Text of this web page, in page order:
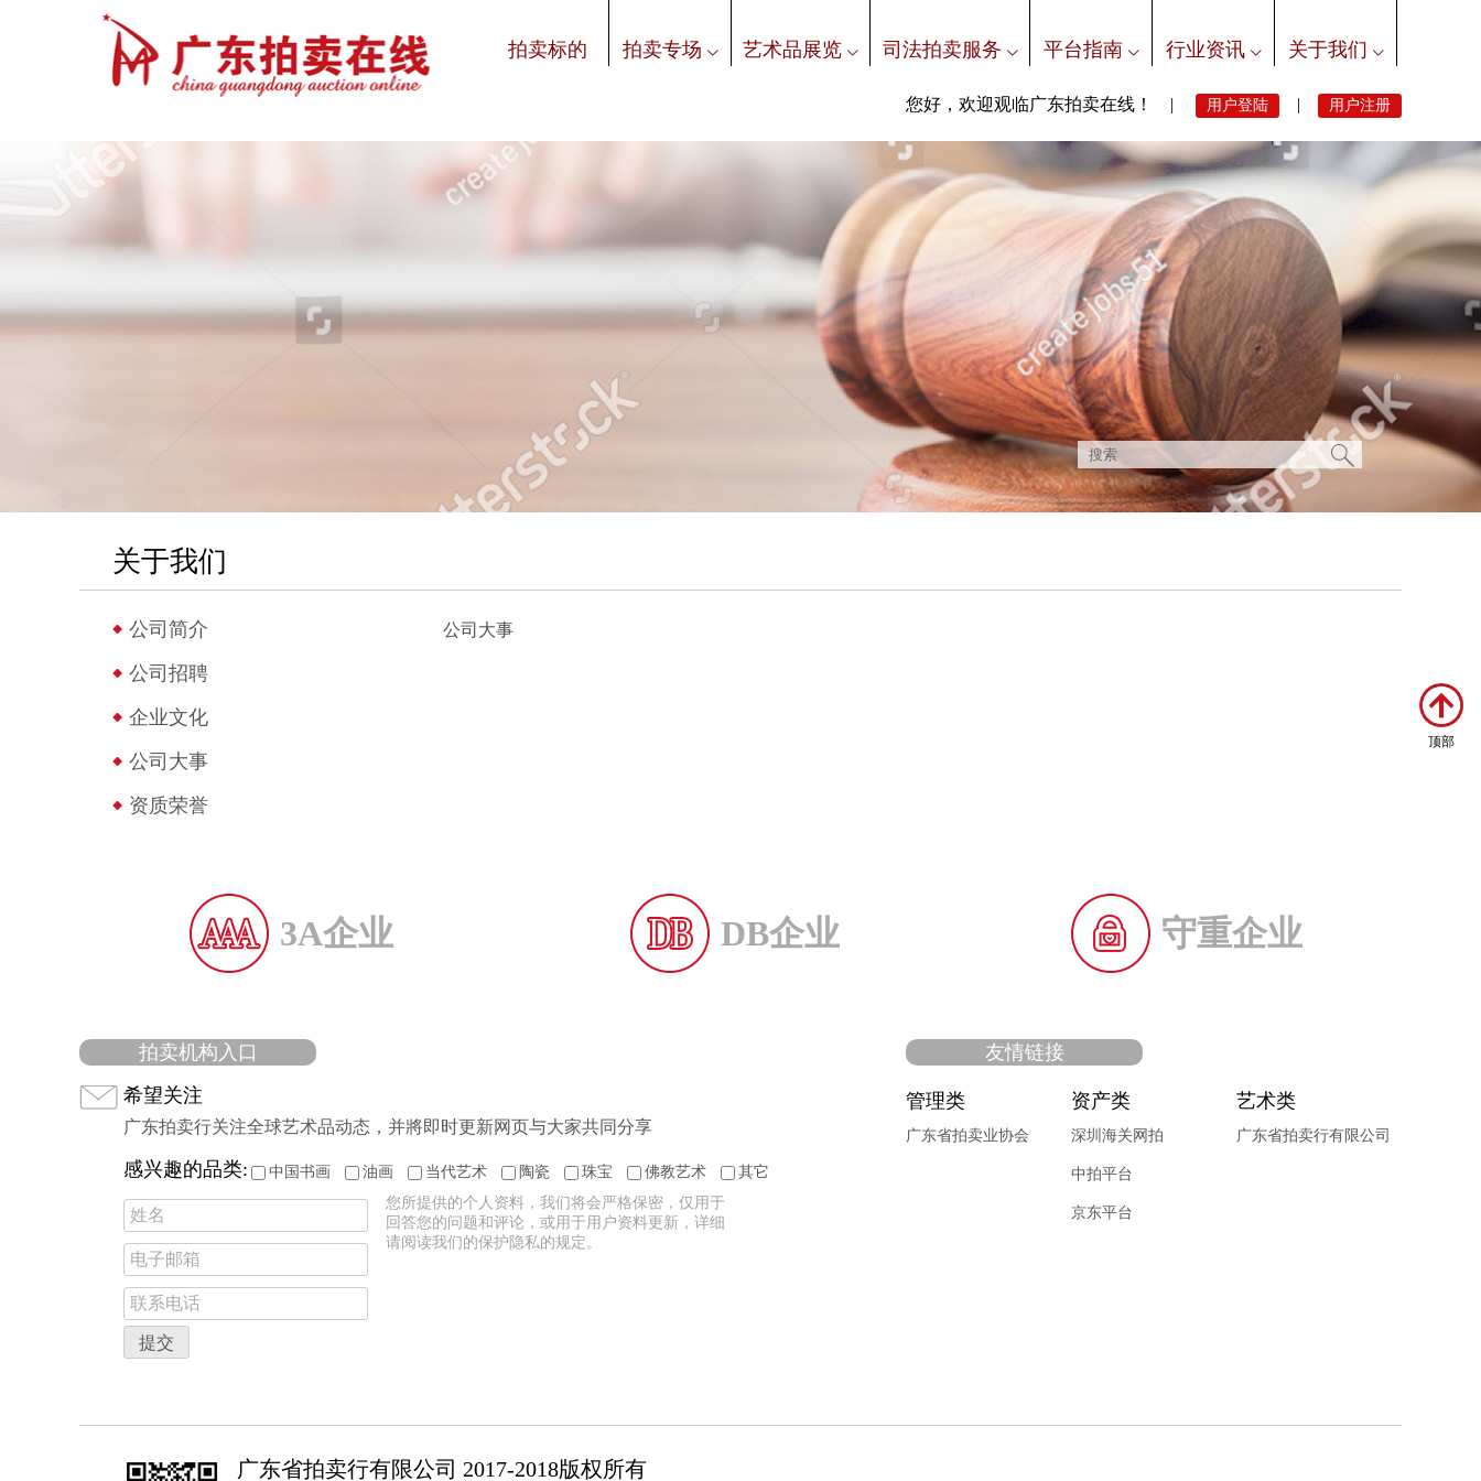
拍卖标的 拍卖专场 艺术品展览 司法拍卖服务 平台指南 行业资讯 关于我们
您好，欢迎观临广东拍卖在线！ | 用户登陆 | 用户注册
关于我们
公司简介
公司招聘
企业文化
公司大事
资质荣誉
公司大事
3A企业 DB企业 守重企业
拍卖机构入口
希望关注
广东拍卖行关注全球艺术品动态，并將即时更新网页与大家共同分享
感兴趣的品类: 中国书画 油画 当代艺术 陶瓷 珠宝 佛教艺术
其它
您所提供的个人资料，我们将会严格保密，仅用于
回答您的问题和评论，或用于用户资料更新，详细
请阅读我们的保护隐私的规定。
友情链接
管理类
广东省拍卖业协会
资产类
深圳海关网拍
中拍平台
京东平台
艺术类
广东省拍卖行有限公司
广东省拍卖行有限公司 2017-2018版权所有
顶部